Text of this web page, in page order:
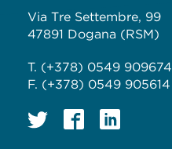
Via Tre Settembre, 99
47891 Dogana (RSM)
T. (+378) 0549 909674
F. (+378) 0549 905614